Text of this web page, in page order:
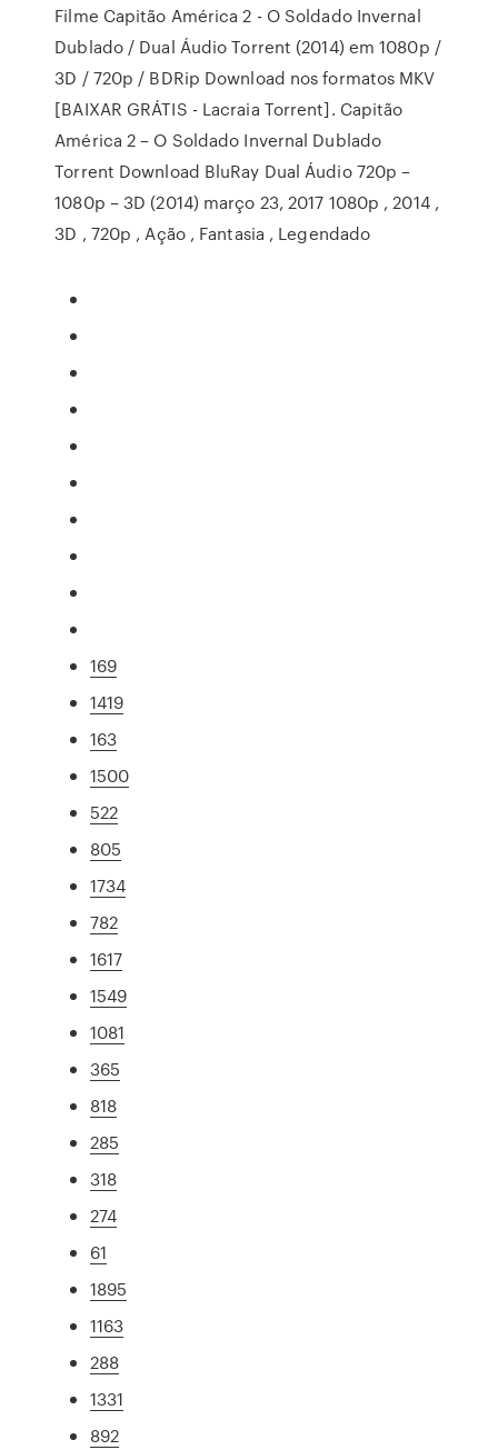
Filme Capitão América 2 - O Soldado Invernal
Dublado / Dual Áudio Torrent (2014) em 1080p /
3D / 720p / BDRip Download nos formatos MKV
[BAIXAR GRÁTIS - Lacraia Torrent]. Capitão
América 2 – O Soldado Invernal Dublado
Torrent Download BluRay Dual Áudio 720p –
1080p – 3D (2014) março 23, 2017 1080p , 2014 ,
3D , 720p , Ação , Fantasia , Legendado
169
1419
163
1500
522
805
1734
782
1617
1549
1081
365
818
285
318
274
61
1895
1163
288
1331
892